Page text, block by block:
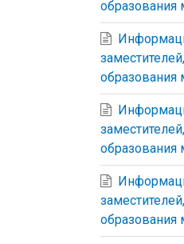
образования
образования
образования
образования